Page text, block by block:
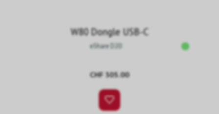
W80 Dongle USB-C
eShare D20
CHF 305.00